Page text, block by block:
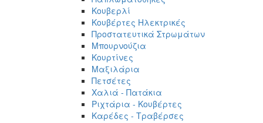
Κουβερλί
Κουβέρτες Ηλεκτρικές
Προστατευτικά Στρωμάτων
Μπουρνούζια
Κουρτίνες
Μαξιλάρια
Πετσέτες
Χαλιά - Πατάκια
Ριχτάρια - Κουβέρτες
Καρέδες - Τραβέρσες